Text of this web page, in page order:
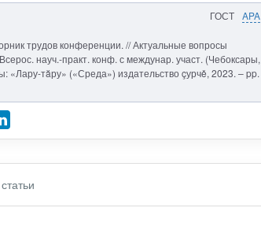
ГОСТ APA
трудов конференции. // Актуальные вопросы
науч.-практ. конф. с междунар. участ. (Чебоксары,
тăру» («Среда») издательство çурчě, 2023. – pp.